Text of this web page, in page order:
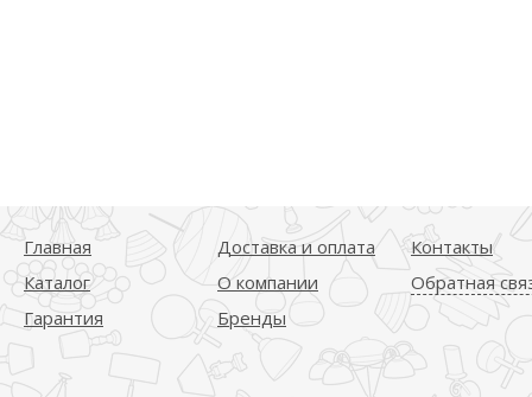
Главная
Каталог
Гарантия
Доставка и оплата
О компании
Бренды
Контакты
Обратная